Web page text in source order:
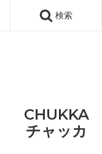
検索
CHUKKA
チャッカ